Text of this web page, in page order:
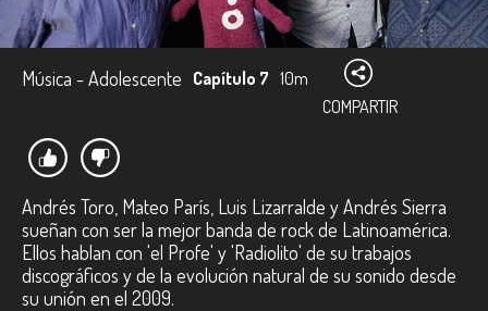
Música - Adolescente Capítulo 7 10m
COMPARTIR
Andrés Toro, Mateo París, Luis Lizarralde y Andrés Sierra
sueñan con ser la mejor banda de rock de Latinoamérica.
Ellos hablan con 'el Profe' y 'Radiolito' de su trabajos
discográficos y de la evolución natural de su sonido desde
su unión en el 2009.